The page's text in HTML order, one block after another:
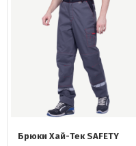
Брюки Хай-Тек SAFETY